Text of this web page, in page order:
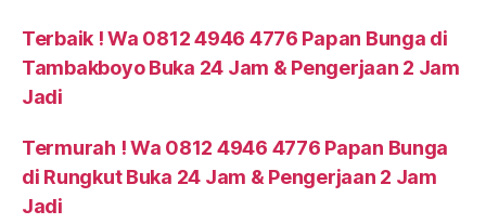
Terbaik ! Wa 0812 4946 4776 Papan Bunga di
Tambakboyo Buka 24 Jam & Pengerjaan 2 Jam
Jadi
Termurah ! Wa 0812 4946 4776 Papan Bunga
di Rungkut Buka 24 Jam & Pengerjaan 2 Jam
Jadi